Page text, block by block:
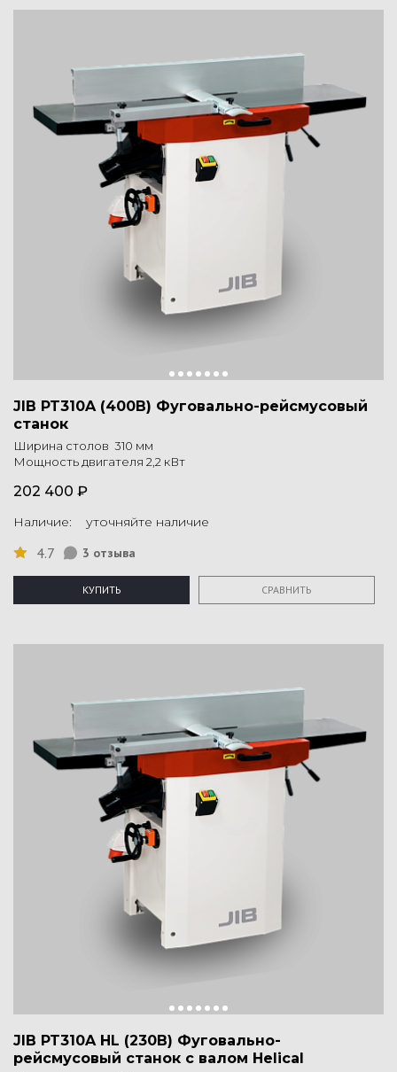
JIB PT310A (400В) Фуговально-рейсмусовый
станок
Ширина столов 310 мм
Мощность двигателя 2,2 кВт
202 400 ₽
Наличие: уточняйте наличие
4.7 3 отзыва
КУПИТЬ СРАВНИТЬ
JIB PT310A HL (230В) Фуговально-
рейсмусовый станок с валом Helical